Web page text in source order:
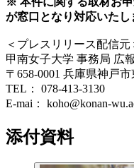
が窓口となり対応いたし
＜プレスリリース配信元
甲南女子大学 事務局 広
〒658-0001 兵庫県神戸
TEL： 078-413-3130
E-mai： koho@konan-
添付資料